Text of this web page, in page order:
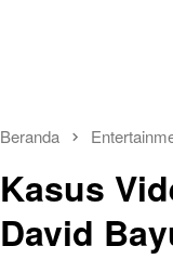
Beranda
Kasus
David